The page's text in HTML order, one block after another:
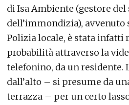
di Isa Ambiente (gestore
dell’immondizia),
Polizia locale, è stata infatti
probabilità attraverso la
telefonino, da un residente.
dall’alto – si presume da
terrazza – per un certo